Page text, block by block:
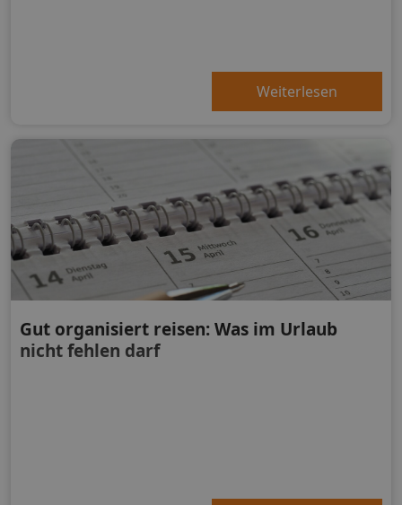
Weiterlesen
Gut organisiert reisen: Was im Urlaub
nicht fehlen darf